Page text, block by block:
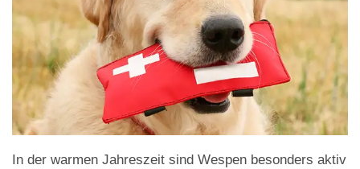
In der warmen Jahreszeit sind Wespen besonders aktiv